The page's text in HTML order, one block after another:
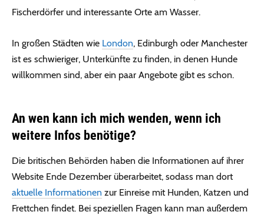
Fischerdörfer und interessante Orte am Wasser.
In großen Städten wie London, Edinburgh oder Manchester
ist es schwieriger, Unterkünfte zu finden, in denen Hunde
willkommen sind, aber ein paar Angebote gibt es schon.
An wen kann ich mich wenden, wenn ich
weitere Infos benötige?
Die britischen Behörden haben die Informationen auf ihrer
Website Ende Dezember überarbeitet, sodass man dort
aktuelle Informationen zur Einreise mit Hunden, Katzen und
Frettchen findet. Bei speziellen Fragen kann man außerdem